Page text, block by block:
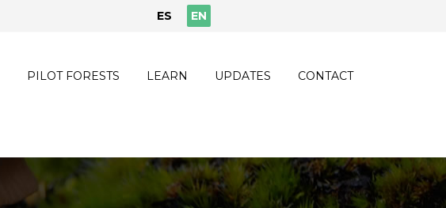
ES EN
PILOT FORESTS LEARN UPDATES CONTACT